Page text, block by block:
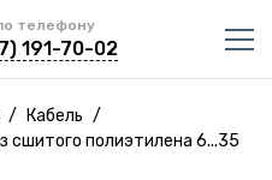
телефону
191-70-02
/ Кабель /
сшитого полиэтилена 6...35